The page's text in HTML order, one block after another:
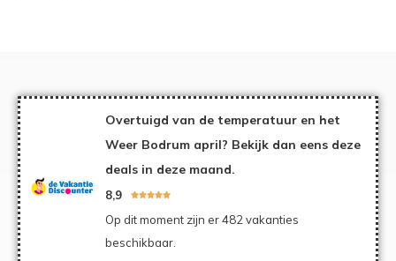
Overtuigd van de temperatuur en het
Weer Bodrum april? Bekijk dan eens deze
deals in deze maand.
8,9 
Op dit moment zijn er 482 vakanties
beschikbaar.